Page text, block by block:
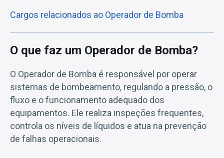
Cargos relacionados ao Operador de Bomba
O que faz um Operador de Bomba?
O Operador de Bomba é responsável por operar
sistemas de bombeamento, regulando a pressão, o
fluxo e o funcionamento adequado dos
equipamentos. Ele realiza inspeções frequentes,
controla os níveis de líquidos e atua na prevenção
de falhas operacionais.